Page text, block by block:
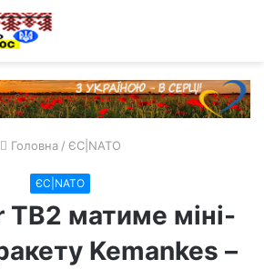
Головна / ЄС|NATO
ЄС|NATO
TB2 матиме міні-
Kemankes –